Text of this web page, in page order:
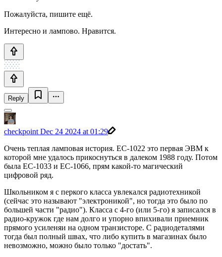
Пожалуйста, пишите ещё.
Интересно и лампово. Нравится.
Reply
checkpoint Dec 24 2024 at 01:29
Очень теплая ламповая история. ЕС-1022 это первая ЭВМ к
которой мне удалось прикоснуться в далеком 1988 году. Потом
была ЕС-1033 и ЕС-1066, прям какой-то магический
цифровой ряд.
Школьником я с перкого класса увлекался радиотехникой
(сейчас это называют "электроникой", но тогда это было по
большей части "радио"). Класса с 4-го (или 5-го) я записался в
радио-кружок где нам долго и упорно впихивали приемник
прямого усиленяи на одном транзисторе. С радиодеталями
тогда был полный швах, что либо купить в магазинах было
невозможно, можно было только "достать".